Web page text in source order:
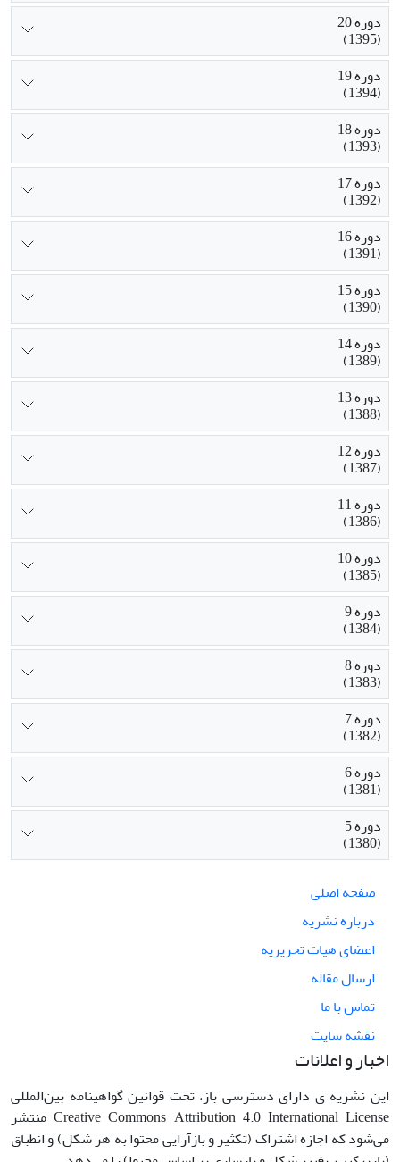
دوره 20
(1395)
دوره 19
(1394)
دوره 18
(1393)
دوره 17
(1392)
دوره 16
(1391)
دوره 15
(1390)
دوره 14
(1389)
دوره 13
(1388)
دوره 12
(1387)
دوره 11
(1386)
دوره 10
(1385)
دوره 9
(1384)
دوره 8
(1383)
دوره 7
(1382)
دوره 6
(1381)
دوره 5
(1380)
صفحه اصلی
درباره نشریه
اعضای هیات تحریریه
ارسال مقاله
تماس با ما
نقشه سایت
اخبار و اعلانات
این نشریه ی دارای دسترسی باز، تحت قوانین گواهینامه بین‌المللی
Creative Commons Attribution 4.0 International License منتشر
می‌شود که اجازه اشتراک (تکثیر و بازآرایی محتوا به هر شکل) و انطباق